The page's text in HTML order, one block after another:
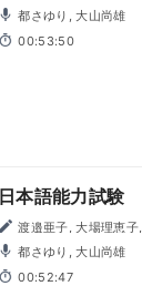
都さゆり, 大山尚雄
00:53:50
日本語能力試験
渡邉亜子, 大場理恵
都さゆり, 大山尚雄
00:52:47